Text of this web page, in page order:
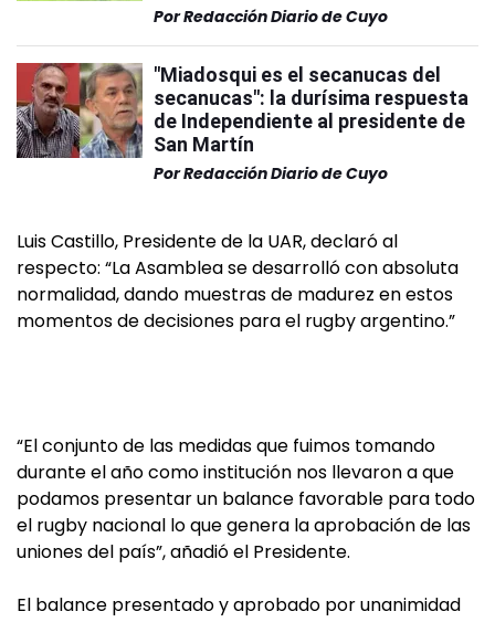
PorRedacción Diario de Cuyo
"Miadosqui es el secanucas del
secanucas": la durísima respuesta
de Independiente al presidente de
San Martín
PorRedacción Diario de Cuyo
Luis Castillo, Presidente de la UAR, declaró al
respecto: “La Asamblea se desarrolló con absoluta
normalidad, dando muestras de madurez en estos
momentos de decisiones para el rugby argentino.”
“El conjunto de las medidas que fuimos tomando
durante el año como institución nos llevaron a que
podamos presentar un balance favorable para todo
el rugby nacional lo que genera la aprobación de las
uniones del país”, añadió el Presidente.
El balance presentado y aprobado por unanimidad